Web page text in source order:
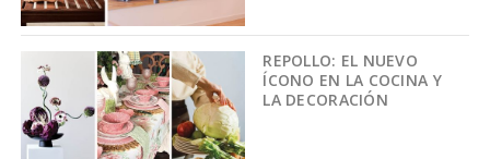
REPOLLO: EL NUEVO
ÍCONO EN LA COCINA Y
LA DECORACIÓN